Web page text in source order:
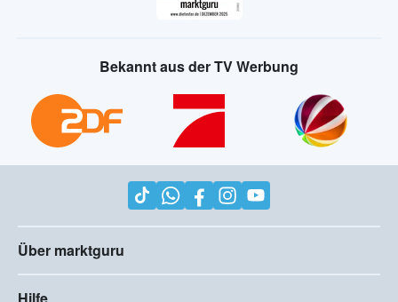
Bekannt aus der TV Werbung
Über marktguru